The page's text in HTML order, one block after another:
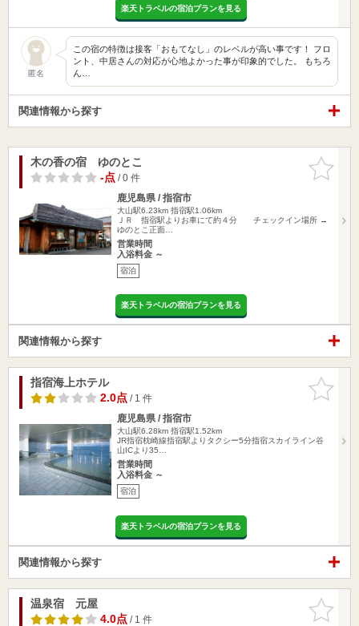
楽天トラベルの宿泊プランを見る
匿名
この宿の特徴は接客「おもてなし」のレベルが高い事です！ フロ
ント、中居さんの対応が心地よかった事が印象的でした。 もちろ
ん…
関連情報から探す
お気に入
りに追加
木の香の宿 ゆのとこ
-点/ 0 件
鹿児島県 / 指宿市
大山駅6.23km 指宿駅1.06km
ＪＲ 指宿駅よりお車にて約４分 チェックイン場所 →
ゆのとこ正面…
営業時間
入浴料金 ～
宿泊
楽天トラベルの宿泊プランを見る
関連情報から探す
お気に入
りに追加
指宿海上ホテル
2.0点/ 1 件
鹿児島県 / 指宿市
大山駅6.28km 指宿駅1.52km
JR指宿枕崎線指宿駅よりタクシー5分指宿スカイライン谷
山ICより35…
営業時間
入浴料金 ～
宿泊
楽天トラベルの宿泊プランを見る
関連情報から探す
お気に入
りに追加
温泉宿 元屋
4.0点/ 1 件